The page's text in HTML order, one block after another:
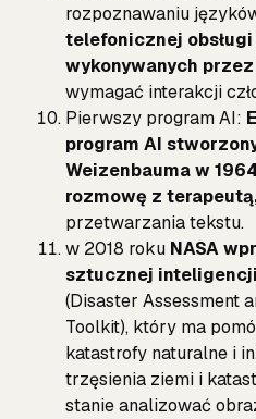
rozpoznawaniu
telefonicznej
wykonywanych
wymagać interakcji
Pierwszy program AI:
program AI
Weizenbauma w
rozmowę z
przetwarzania tekstu.
w 2018 roku NASA
sztucznej inteligencji
(Disaster Assessment
Toolkit), który ma
katastrofy naturalne i
trzęsienia ziemi i
stanie analizować